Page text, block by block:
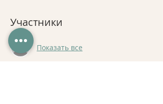
Участники
Показать все